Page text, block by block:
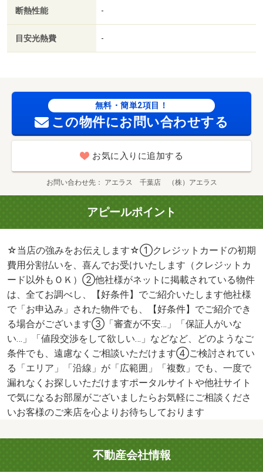
断熱性能 -
目安光熱費 -
無料・簡単2項目！
この物件にお問い合わせする
お気に入りに追加する
お問い合わせ先 アエラス 千葉店 （株）アエラス
アピールポイント
☆当店の強みをお伝えします☆①クレジットカードの初期
費用分割払いを、喜んでお受けいたします（クレジットカ
ード以外もＯＫ）②他社様がネットに掲載されている物件
は、全てお調べし、【好条件】でご紹介いたします他社様
で「お申込み」された物件でも、【好条件】でご紹介でき
る場合がございます③「審査が不安…」「保証人がいな
い…」「値段交渉をして欲しい…」などなど、どのようなご
条件でも、遠慮なくご相談いただけます④ご検討されてい
る「エリア」「沿線」が「広範囲」「複数」でも、一度で
漏れなくお探しいただけますポータルサイトや他社サイト
で気になるお部屋がございましたらお気軽にご相談くださ
いお客様のご来店を心よりお待ちしております
不動産会社情報